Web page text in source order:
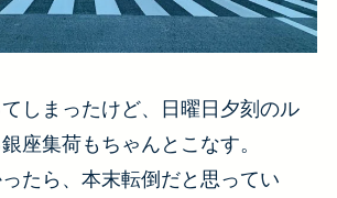
しまったけど、日曜日夕刻のル
座集荷もちゃんとこなす。
たら、本末転倒だと思ってい